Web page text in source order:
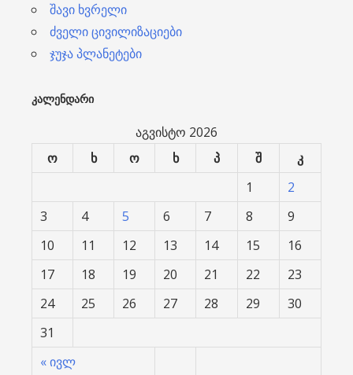
შავი ხვრელი
ძველი ცივილიზაციები
ჯუჯა პლანეტები
ᲙᲐᲚᲔᲜᲓᲐᲠᲘ
აგვისტო 2026
ო
ხ ო ხ პ შ კ
« ივლ
1
2
3
4 5 6 7 8
9
10
11 12 13 14 15
16
17
18 19 20 21 22
23
24
25 26 27 28 29
30
31